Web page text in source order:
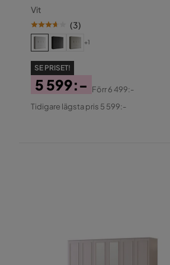
Vit
(3)
+1
SE PRISET!
Pris
5 599:-
Original
Förr6 499:-
Tidigare lägsta pris 5 599:-